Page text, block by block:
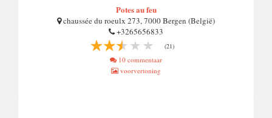
Potes au feu
chaussée du roeulx 273, 7000 Bergen (België)
+3265656833
(21)
10 commentaar
voorvertoning